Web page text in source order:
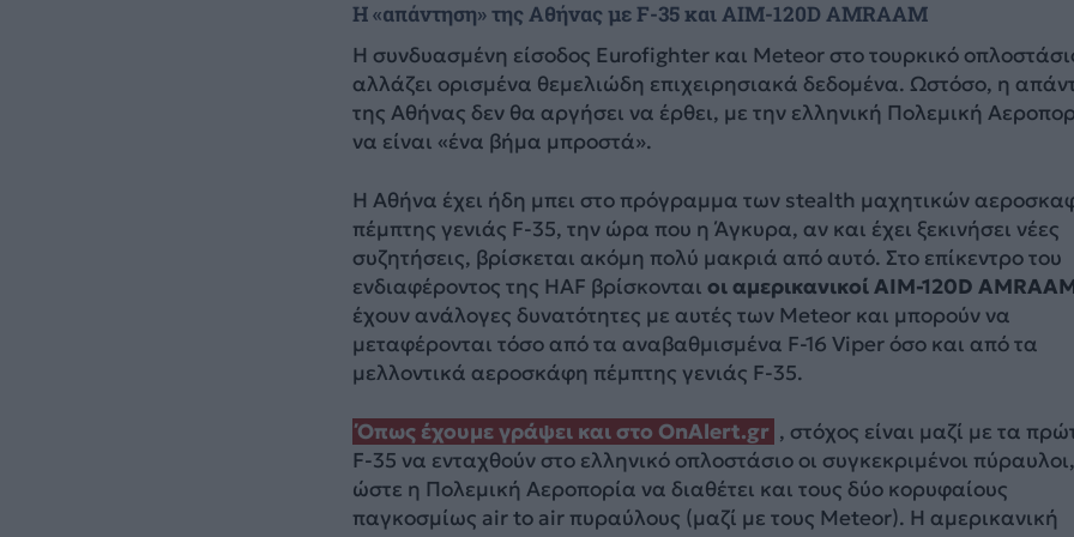
H «απάντηση» της Αθήνας με F-35 και AIM-120D AMRAAM
Η συνδυασμένη είσοδος Eurofighter και Meteor στο τουρκικό
αλλάζει ορισμένα θεμελιώδη επιχειρησιακά δεδομένα. Ωστόσο, η
της Αθήνας δεν θα αργήσει να έρθει, με την ελληνική Πολεμική
να είναι «ένα βήμα μπροστά».
Η Αθήνα έχει ήδη μπει στο πρόγραμμα των stealth μαχητικών
πέμπτης γενιάς F-35, την ώρα που η Άγκυρα, αν και έχει ξεκινήσει νέες
συζητήσεις, βρίσκεται ακόμη πολύ μακριά από αυτό. Στο επίκεντρο του
ενδιαφέροντος της HAF βρίσκονται οι αμερικανικοί ΑΙΜ-120D
έχουν ανάλογες δυνατότητες με αυτές των Meteor και μπορούν να
μεταφέρονται τόσο από τα αναβαθμισμένα F-16 Viper όσο και από τα
μελλοντικά αεροσκάφη πέμπτης γενιάς F-35.
Όπως έχουμε γράψει και στο OnAlert.gr , στόχος είναι μαζί με τα
F-35 να ενταχθούν στο ελληνικό οπλοστάσιο οι συγκεκριμένοι πύραυλοι,
ώστε η Πολεμική Αεροπορία να διαθέτει και τους δύο κορυφαίους
παγκοσμίως air to air πυραύλους (μαζί με τους Meteor). Η αμερικανική